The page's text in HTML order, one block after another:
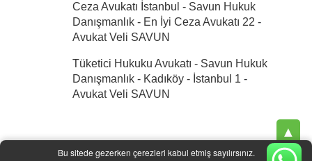
Ceza Avukatı İstanbul - Savun Hukuk
Danışmanlık - En İyi Ceza Avukatı 22 -
Avukat Veli SAVUN
Tüketici Hukuku Avukatı - Savun Hukuk
Danışmanlık - Kadıköy - İstanbul 1 -
Avukat Veli SAVUN
Bu sitede gezerken çerezleri kabul etmiş sayılırsınız.
▲
Savun Hukuk Danışmanlık | © 2025 |